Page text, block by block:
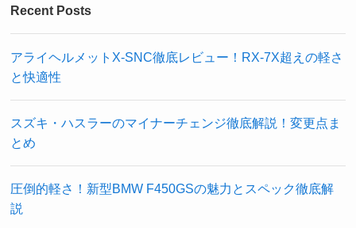
Recent Posts
アライヘルメットX-SNC徹底レビュー！RX-7X超えの軽さ
と快適性
スズキ・ハスラーのマイナーチェンジ徹底解説！変更点ま
とめ
圧倒的軽さ！新型BMW F450GSの魅力とスペック徹底解
説